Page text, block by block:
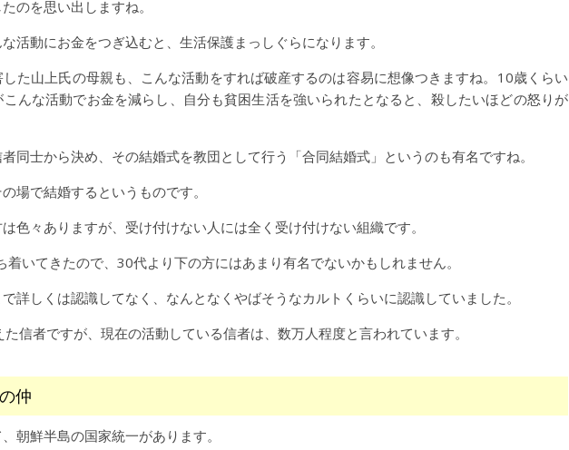
のを思い出しますね。
活動にお金をつぎ込むと、生活保護まっしぐらになります。
た山上氏の母親も、こんな活動をすれば破産するのは容易に想像つきますね。10歳くらい
んな活動でお金を減らし、自分も貧困生活を強いられたとなると、殺したいほどの怒りが
同士から決め、その結婚式を教団として行う「合同結婚式」というのも有名ですね。
場で結婚するというものです。
色々ありますが、受け付けない人には全く受け付けない組織です。
いてきたので、30代より下の方にはあまり有名でないかもしれません。
詳しくは認識してなく、なんとなくやばそうなカルトくらいに認識していました。
信者ですが、現在の活動している信者は、数万人程度と言われています。
仲
朝鮮半島の国家統一があります。